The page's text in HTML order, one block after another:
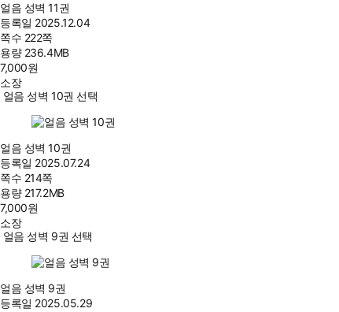
얼음 성벽 11권
등록일 2025.12.04
쪽수 222쪽
용량 236.4MB
7,000원
소장
얼음 성벽 10권 선택
얼음 성벽 10권
등록일 2025.07.24
쪽수 214쪽
용량 217.2MB
7,000원
소장
얼음 성벽 9권 선택
얼음 성벽 9권
등록일 2025.05.29